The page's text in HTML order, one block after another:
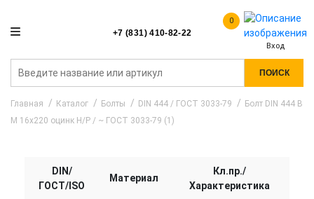
+7 (831) 410-82-22
0
Вход
ПОИСК
Главная Каталог Болты DIN 444 / ГОСТ 3033-79
Болт DIN 444 B
M 16x220 оцинк Н/Р / ~ ГОСТ 3033-79 (1)
DIN/
ГОСТ/ISO
Материал
Кл.пр./
Характеристика